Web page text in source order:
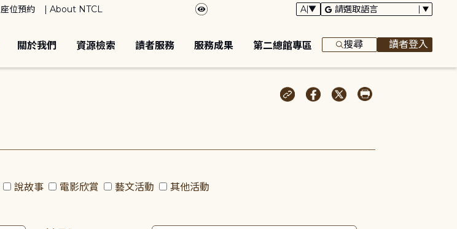
座位預約 About NTCL
關於我們 資源檢索 讀者服務 服務成果 第二總館專區 搜尋 讀者登入
說故事 電影欣賞 藝文活動 其他活動